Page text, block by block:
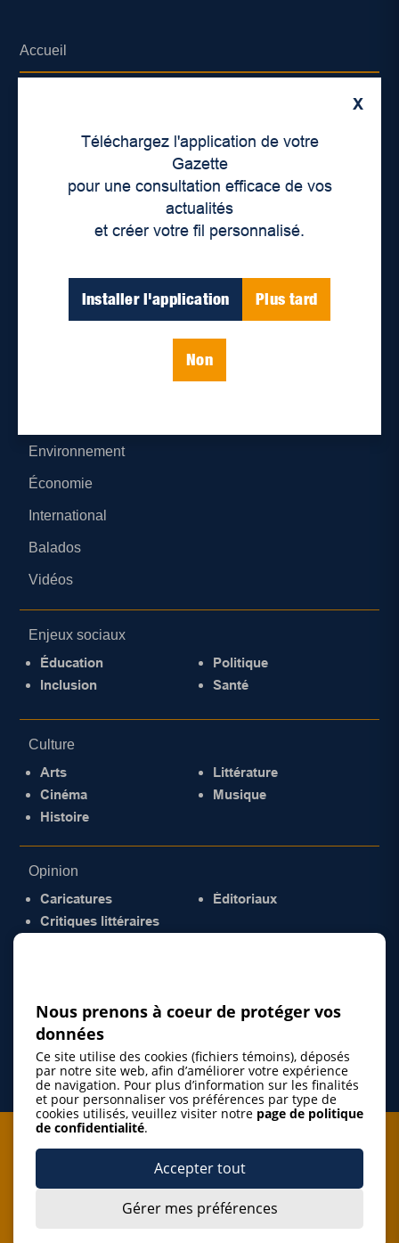
X
Téléchargez l'application de votre
Gazette
pour une consultation efficace de vos
actualités
et créer votre fil personnalisé.
Installer l'application Plus tard
Non
Accueil
Déontologie et confidentialité
Lieux de distribution
Parutions numériques
Environnement
Économie
International
Balados
Vidéos
Enjeux sociaux
Éducation
Inclusion
Politique
Santé
Culture
Arts
Cinéma
Histoire
Littérature
Musique
Opinion
Caricatures
Critiques littéraires
Éditoriaux
Je m'abonne à l'infolettre
J’accepte de m’abonner à l’infolettre de La Gazette de la
Nous prenons à coeur de protéger vos
données
Ce site utilise des cookies (fichiers témoins), déposés
par notre site web, afin d’améliorer votre expérience
de navigation. Pour plus d’information sur les finalités
et pour personnaliser vos préférences par type de
cookies utilisés, veuillez visiter notre page de politique
de confidentialité.
Accepter tout
Gérer mes préférences